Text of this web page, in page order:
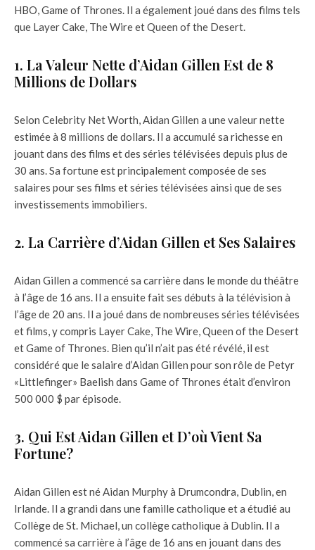
HBO, Game of Thrones. Il a également joué dans des films tels
que Layer Cake, The Wire et Queen of the Desert.
1. La Valeur Nette d’Aidan Gillen Est de 8
Millions de Dollars
Selon Celebrity Net Worth, Aidan Gillen a une valeur nette
estimée à 8 millions de dollars. Il a accumulé sa richesse en
jouant dans des films et des séries télévisées depuis plus de
30 ans. Sa fortune est principalement composée de ses
salaires pour ses films et séries télévisées ainsi que de ses
investissements immobiliers.
2. La Carrière d’Aidan Gillen et Ses Salaires
Aidan Gillen a commencé sa carrière dans le monde du théâtre
à l’âge de 16 ans. Il a ensuite fait ses débuts à la télévision à
l’âge de 20 ans. Il a joué dans de nombreuses séries télévisées
et films, y compris Layer Cake, The Wire, Queen of the Desert
et Game of Thrones. Bien qu’il n’ait pas été révélé, il est
considéré que le salaire d’Aidan Gillen pour son rôle de Petyr
«Littlefinger» Baelish dans Game of Thrones était d’environ
500 000 $ par épisode.
3. Qui Est Aidan Gillen et D’où Vient Sa
Fortune?
Aidan Gillen est né Aidan Murphy à Drumcondra, Dublin, en
Irlande. Il a grandi dans une famille catholique et a étudié au
Collège de St. Michael, un collège catholique à Dublin. Il a
commencé sa carrière à l’âge de 16 ans en jouant dans des